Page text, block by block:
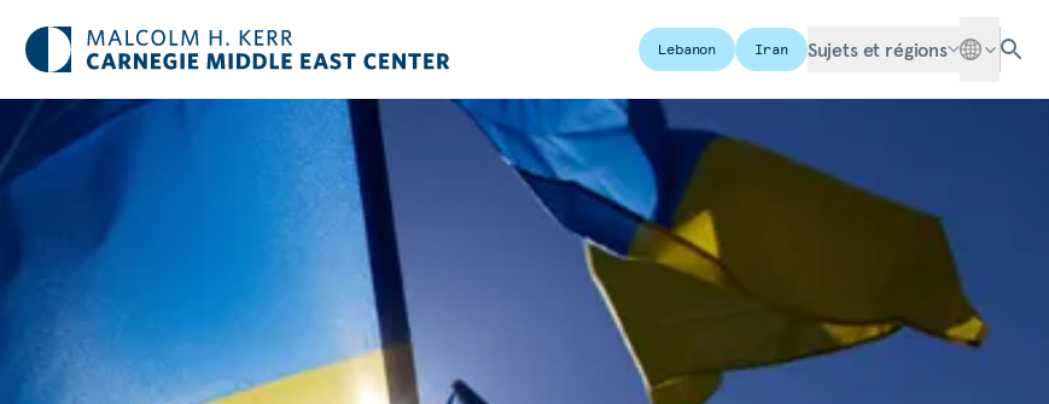
Lebanon Iran Sujets et régions